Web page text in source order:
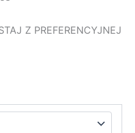
Z PREFERENCYJNEJ